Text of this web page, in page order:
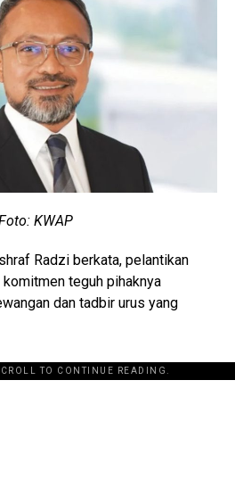
KWAP
Radzi berkata, pelantikan
teguh pihaknya
dan tadbir urus yang
TO CONTINUE READING.